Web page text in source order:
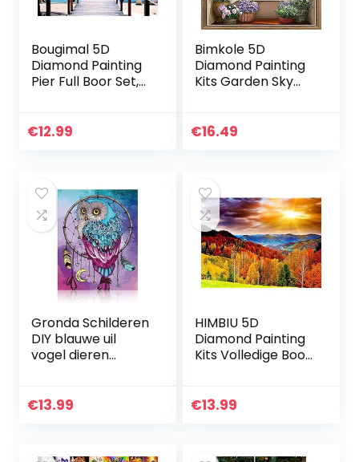
Bougimal 5D
Diamond Painting
Pier Full Boor Set,
Canvas Wall Decor
€12.99
Bimkole 5D
Diamond Painting
Kits Garden Sky
Kit Flower Full
€16.49
Gronda Schilderen
DIY blauwe uil
vogel dieren
paars set natuur
€13.99
HIMBIU 5D
Diamond Painting
Kits Volledige Boor
Strass
€13.99